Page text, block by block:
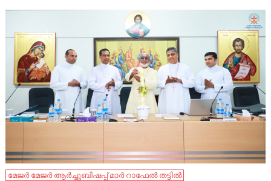
മേജർ മേജർ ആർച്ചുബിഷപ്പ് മാർ റാഫേൽ തട്ടിൽ